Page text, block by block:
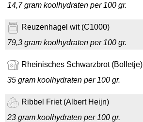
14,7 gram koolhydraten per 100 gr.
Reuzenhagel wit (C1000)
79,3 gram koolhydraten per 100 gr.
Rheinisches Schwarzbrot (Bolletje)
35 gram koolhydraten per 100 gr.
Ribbel Friet (Albert Heijn)
23 gram koolhydraten per 100 gr.